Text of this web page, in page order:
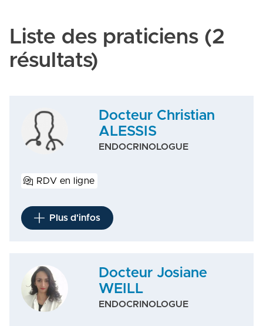
Liste des praticiens (2
résultats)
Docteur Christian
ALESSIS
ENDOCRINOLOGUE
RDV en ligne
Plus d'infos
Docteur Josiane
WEILL
ENDOCRINOLOGUE